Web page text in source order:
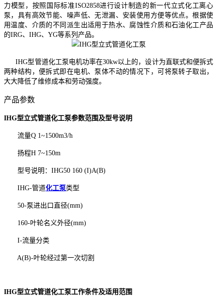
力模型，按照国际标准ISO2858进行设计制造的新一代立式化工离心
泵，具有高效节能、噪声低、无泄漏、安装使用方便等优点。根据使
用温度、介质的不同派生出适用于热水、腐蚀性介质和石油化工产品
的IRG、IHG、YG等系列产品。
IHG型管道化工泵电机功率在30kw以上的，设计为直联式和便拆式
两种结构，便拆式即在电机、泵体不动的情况下，可将泵转子取出，
大大降低了维修成本和劳动强度。
产品参数
IHG型立式管道化工泵参数范围及型号说明
流量Q 1~1500m3/h
扬程H 7~150m
型号说明：IHG50 160 (I)A(B)
IHG-管道化工泵类型
50-泵进出口直径(mm)
160-叶轮名义外径(mm)
I-流量分类
A(B)-叶轮经过第一次切割
IHG型立式管道化工泵工作条件及适用范围